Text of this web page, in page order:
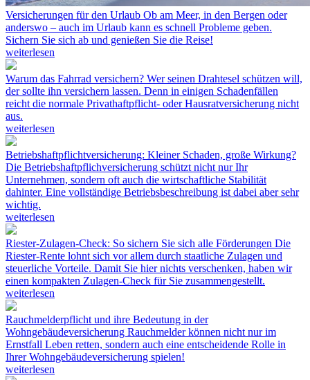
Versicherungen für den Urlaub Ob am Meer, in den Bergen oder
anderswo – auch im Urlaub kann es schnell Probleme geben.
Sichern Sie sich ab und genießen Sie die Reise!
weiterlesen
Warum das Fahrrad versichern? Wer seinen Drahtesel schützen will,
der sollte ihn versichern lassen. Denn in einigen Schadenfällen
reicht die normale Privathaftpflicht- oder Hausratversicherung nicht
aus.
weiterlesen
Betriebshaftpflichtversicherung: Kleiner Schaden, große Wirkung?
Die Betriebshaftpflichversicherung schützt nicht nur Ihr
Unternehmen, sondern oft auch die wirtschaftliche Stabilität
dahinter. Eine vollständige Betriebsbeschreibung ist dabei aber sehr
wichtig.
weiterlesen
Riester-Zulagen-Check: So sichern Sie sich alle Förderungen Die
Riester-Rente lohnt sich vor allem durch staatliche Zulagen und
steuerliche Vorteile. Damit Sie hier nichts verschenken, haben wir
einen kompakten Zulagen-Check für Sie zusammengestellt.
weiterlesen
Rauchmelderpflicht und ihre Bedeutung in der
Wohngebäudeversicherung Rauchmelder können nicht nur im
Ernstfall Leben retten, sondern auch eine entscheidende Rolle in
Ihrer Wohngebäudeversicherung spielen!
weiterlesen